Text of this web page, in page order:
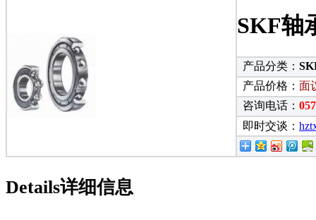
SKF轴
产品分类：
产品价格： 面
咨询电话：
即时交谈：
Details详细信息